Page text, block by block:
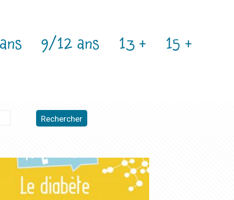
9/12 ans 13 + 15 +
Rechercher